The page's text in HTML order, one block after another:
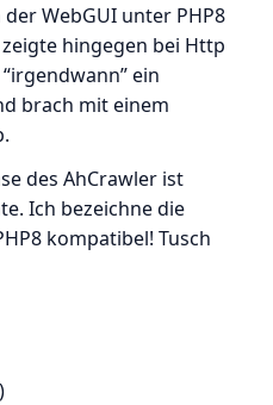
WebGUI unter PHP8
hingegen bei Http
ein
brach mit einem
des AhCrawler ist
Ich bezeichne die
kompatibel! Tusch